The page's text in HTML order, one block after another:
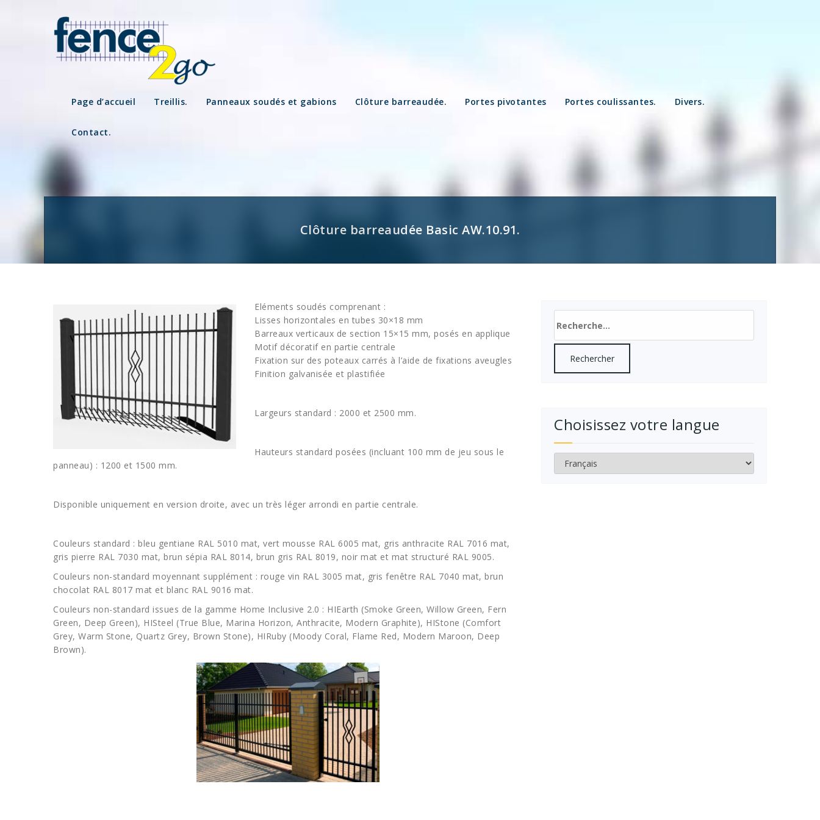
Page d’accueil Treillis. Panneaux soudés et gabions Clôture barreaudée. Portes pivotantes Portes coulissantes. Divers.
Contact.
Clôture barreaudée Basic AW.10.91.
Eléments soudés comprenant :
Lisses horizontales en tubes 30×18 mm
Barreaux verticaux de section 15×15 mm, posés en applique
Motif décoratif en partie centrale
Fixation sur des poteaux carrés à l’aide de fixations aveugles
Finition galvanisée et plastifiée
Largeurs standard : 2000 et 2500 mm.
Hauteurs standard posées (incluant 100 mm de jeu sous le
panneau) : 1200 et 1500 mm.
Disponible uniquement en version droite, avec un très léger arrondi en partie centrale.
Couleurs standard : bleu gentiane RAL 5010 mat, vert mousse RAL 6005 mat, gris anthracite RAL 7016 mat,
gris pierre RAL 7030 mat, brun sépia RAL 8014, brun gris RAL 8019, noir mat et mat structuré RAL 9005.
Couleurs non-standard moyennant supplément : rouge vin RAL 3005 mat, gris fenêtre RAL 7040 mat, brun
chocolat RAL 8017 mat et blanc RAL 9016 mat.
Couleurs non-standard issues de la gamme Home Inclusive 2.0 : HIEarth (Smoke Green, Willow Green, Fern
Green, Deep Green), HISteel (True Blue, Marina Horizon, Anthracite, Modern Graphite), HIStone (Comfort
Grey, Warm Stone, Quartz Grey, Brown Stone), HIRuby (Moody Coral, Flame Red, Modern Maroon, Deep
Brown).
Choisissez votre langue
Choisissez
votre